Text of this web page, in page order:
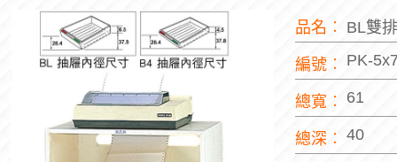
品名︰ BL雙
編號︰ PK-
總寬︰ 61
總深︰ 40